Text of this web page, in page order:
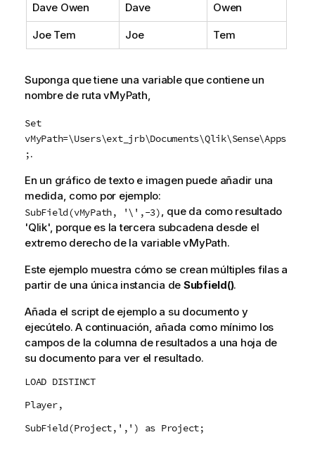
Dave Owen Dave Owen
Joe Tem Joe Tem
Suponga que tiene una variable que contiene un
nombre de rutavMyPath,
Set
vMyPath=\Users\ext_jrb\Documents\Qlik\Sense\Apps
;.
En un gráfico de texto e imagen puede añadir una
medida, como por ejemplo:
SubField(vMyPath, '\',-3), que da como resultado
'Qlik', porque es la tercera subcadena desde el
extremo derecho de la variablevMyPath.
Este ejemplo muestra cómo se crean múltiples filas a
partir de una única instancia de Subfield().
Añada el script de ejemplo a su documento y
ejecútelo. A continuación, añada como mínimo los
campos de la columna de resultados a una hoja de
su documento para ver el resultado.
LOAD DISTINCT
Player,
SubField(Project,',') as Project;